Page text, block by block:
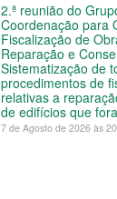
2.ª reunião do
Coordenação para
Fiscalização de
Reparação e
Sistematização de
procedimentos de
relativas a
de edifícios que
7 de Agosto de 2026 às